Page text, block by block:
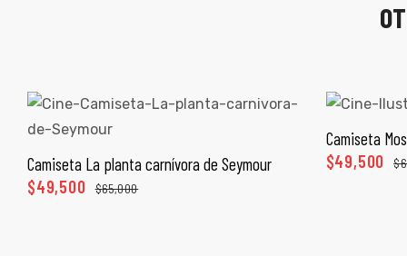
SELECCIONAR OPCIONES
Camiseta La planta carnívora de Seymour
$65,000
$49,500
Camiseta
$
$49,500